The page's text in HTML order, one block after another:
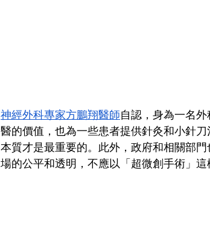
神經外科專家方鵬翔醫師自認，身為一名
醫的價值，也為一些患者提供針灸和小針
本質才是最重要的。此外，政府和相關部
場的公平和透明，不應以「超微創手術」這